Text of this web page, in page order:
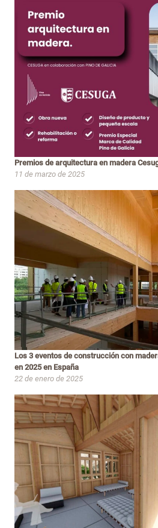
Premios de arquitectura en madera
11 de marzo de 2025
Los 3 eventos de construcción con
en 2025 en España
22 de enero de 2025